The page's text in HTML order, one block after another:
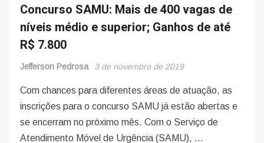
Concurso SAMU: Mais de 400 vagas de
níveis médio e superior; Ganhos de até
R$ 7.800
Jefferson Pedrosa 3 de novembro de 2019
Com chances para diferentes áreas de atuação, as
inscrições para o concurso SAMU já estão abertas e
se encerram no próximo mês. Com o Serviço de
Atendimento Móvel de Urgência (SAMU), …